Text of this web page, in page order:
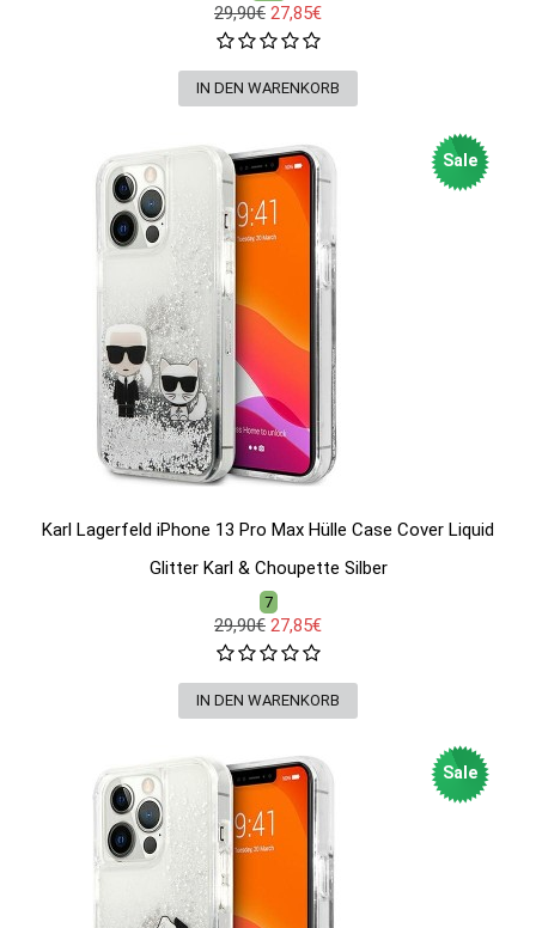
29,90€ 27,85€
Sale
Karl Lagerfeld iPhone 13 Pro Max Hülle Case Cover Liquid
Glitter Karl & Choupette Silber
7
29,90€ 27,85€
Sale